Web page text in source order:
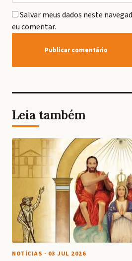
Salvar meus dados neste
eu comentar.
Leia também
NOTÍCIAS · 03 JUL 2026